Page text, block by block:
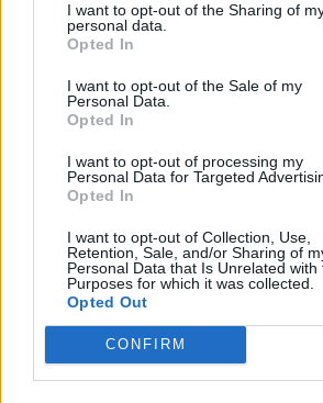
I want to opt-out of the Sharing of
personal data.
Opted In
I want to opt-out of the Sale of my
Personal Data.
Opted In
I want to opt-out of processing my
Personal Data for Targeted
Opted In
I want to opt-out of Collection, Use,
Retention, Sale, and/or Sharing of
Personal Data that Is Unrelated with
Purposes for which it was collected.
Opted Out
CONFIRM
Όμως η απόσταση συχνά λέει
τις δικές τους δυσκολίες παρά
λάθη.
Ίσως είναι φορτωμένοι. Ίσως
Ίσως δεν ξέρουν πώς να